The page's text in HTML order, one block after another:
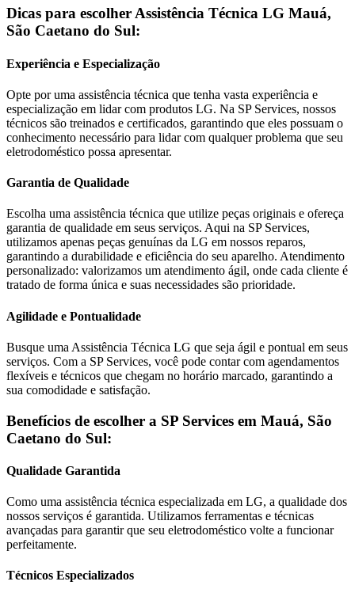
Dicas para escolher Assistência Técnica LG Mauá,
São Caetano do Sul:
Experiência e Especialização
Opte por uma assistência técnica que tenha vasta experiência e
especialização em lidar com produtos LG. Na SP Services, nossos
técnicos são treinados e certificados, garantindo que eles possuam o
conhecimento necessário para lidar com qualquer problema que seu
eletrodoméstico possa apresentar.
Garantia de Qualidade
Escolha uma assistência técnica que utilize peças originais e ofereça
garantia de qualidade em seus serviços. Aqui na SP Services,
utilizamos apenas peças genuínas da LG em nossos reparos,
garantindo a durabilidade e eficiência do seu aparelho. Atendimento
personalizado: valorizamos um atendimento ágil, onde cada cliente é
tratado de forma única e suas necessidades são prioridade.
Agilidade e Pontualidade
Busque uma Assistência Técnica LG que seja ágil e pontual em seus
serviços. Com a SP Services, você pode contar com agendamentos
flexíveis e técnicos que chegam no horário marcado, garantindo a
sua comodidade e satisfação.
Benefícios de escolher a SP Services em Mauá, São
Caetano do Sul:
Qualidade Garantida
Como uma assistência técnica especializada em LG, a qualidade dos
nossos serviços é garantida. Utilizamos ferramentas e técnicas
avançadas para garantir que seu eletrodoméstico volte a funcionar
perfeitamente.
Técnicos Especializados